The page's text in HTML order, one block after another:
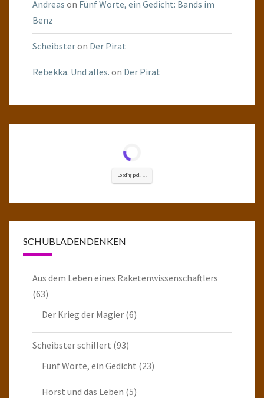
Andreas on Fünf Worte, ein Gedicht: Bands im
Benz
Scheibsteron Der Pirat
Rebekka. Und alles. on Der Pirat
Loading poll ...
SCHUBLADENDENKEN
Aus dem Leben eines Raketenwissenschaftlers
(63)
Der Krieg der Magier (6)
Scheibster schillert (93)
Fünf Worte, ein Gedicht (23)
Horst und das Leben (5)